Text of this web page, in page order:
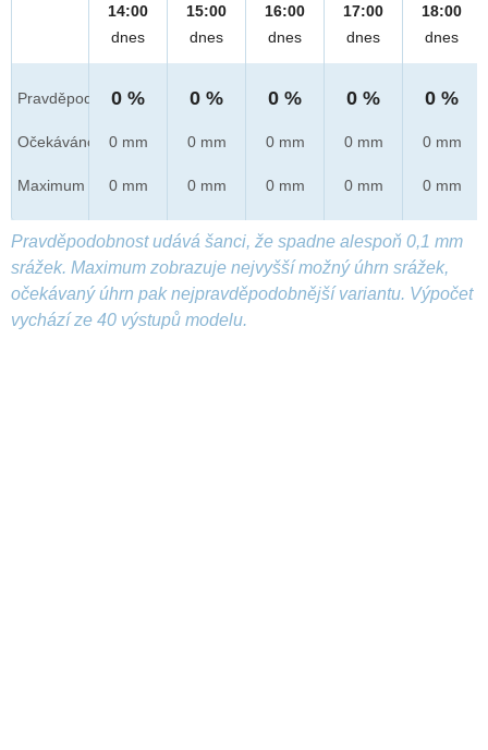
Pravděpod.
Očekáváno
Maximum
14:00
dnes
0 %
0 mm
0 mm
15:00
dnes
0 %
0 mm
0 mm
16:00
dnes
0 %
0 mm
0 mm
17:00
dnes
0 %
0 mm
0 mm
18:00
dnes
0 %
0 mm
0 mm
Pravděpodobnost udává šanci, že spadne alespoň 0,1 mm
srážek. Maximum zobrazuje nejvyšší možný úhrn srážek,
očekávaný úhrn pak nejpravděpodobnější variantu. Výpočet
vychází ze 40 výstupů modelu.